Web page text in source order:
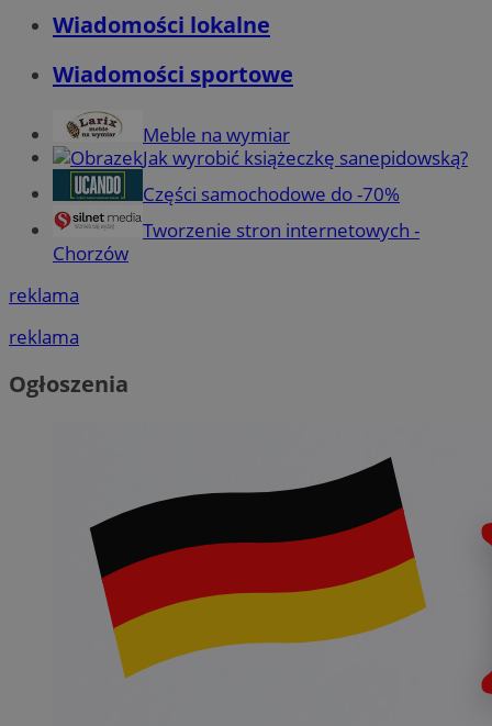
Wiadomości lokalne
Wiadomości sportowe
Meble na wymiar
Jak wyrobić książeczkę sanepidowską?
Części samochodowe do -70%
Tworzenie stron internetowych -
Chorzów
reklama
reklama
Ogłoszenia